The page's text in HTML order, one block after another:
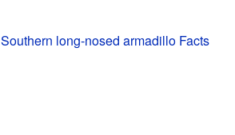
Southern long-nosed armadillo Facts